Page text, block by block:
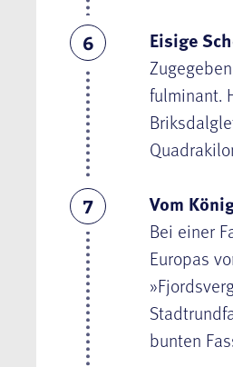
6
Eisige
fulminant.
7
Vom
Bei einer
Europas
bunten